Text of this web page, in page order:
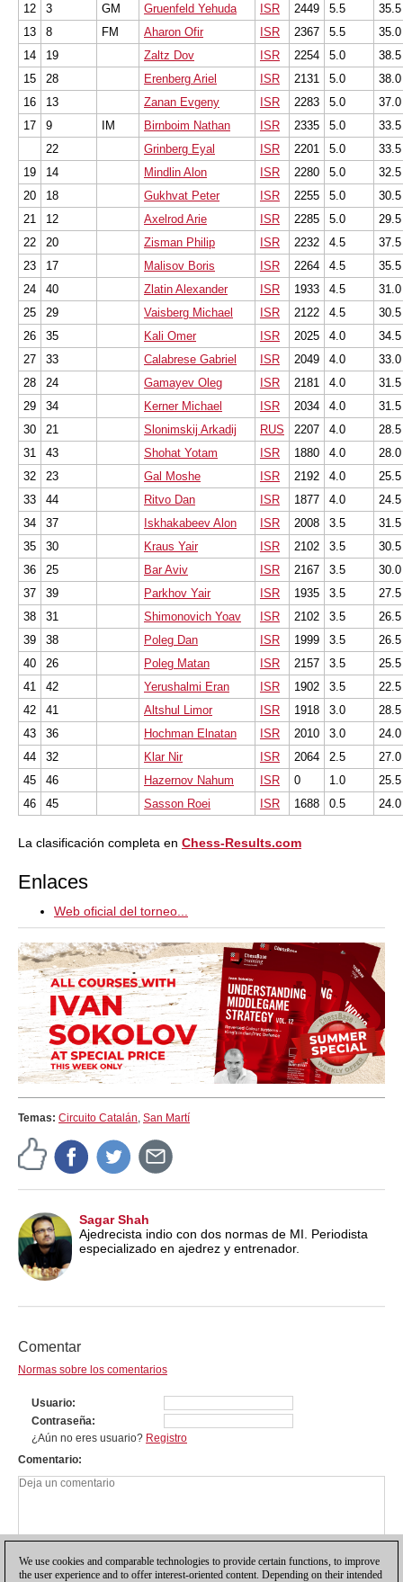
12
3 GM Gruenfeld Yehuda ISR 2449 5.5
35.5
13
8 FM Aharon Ofir ISR 2367 5.5
35.0
14
19 Zaltz Dov ISR 2254 5.0
38.5
15
28 Erenberg Ariel ISR 2131 5.0
38.0
16
13 Zanan Evgeny ISR 2283 5.0
37.0
17
9 IM Birnboim Nathan ISR 2335 5.0
33.5
22
Grinberg Eyal ISR 2201 5.0
33.5
19
14 Mindlin Alon ISR 2280 5.0
32.5
20
18 Gukhvat Peter ISR 2255 5.0
30.5
21
12 Axelrod Arie ISR 2285 5.0
29.5
22
20 Zisman Philip ISR 2232 4.5
37.5
23
17 Malisov Boris ISR 2264 4.5
35.5
24
40 Zlatin Alexander ISR 1933 4.5
31.0
25
29 Vaisberg Michael ISR 2122 4.5
30.5
26
35 Kali Omer ISR 2025 4.0
34.5
27
33 Calabrese Gabriel ISR 2049 4.0
33.0
28
24 Gamayev Oleg ISR 2181 4.0
31.5
29
34 Kerner Michael ISR 2034 4.0
31.5
30
21 Slonimskij Arkadij RUS 2207 4.0
28.5
31
43 Shohat Yotam ISR 1880 4.0
28.0
32
23 Gal Moshe ISR 2192 4.0
25.5
33
44 Ritvo Dan ISR 1877 4.0
24.5
34
37 Iskhakabeev Alon ISR 2008 3.5
31.5
35
30 Kraus Yair ISR 2102 3.5
30.5
36
25 Bar Aviv ISR 2167 3.5
30.0
37
39 Parkhov Yair ISR 1935 3.5
27.5
38
31 Shimonovich Yoav ISR 2102 3.5
26.5
39
38 Poleg Dan ISR 1999 3.5
26.5
40
26 Poleg Matan ISR 2157 3.5
25.5
41
42 Yerushalmi Eran ISR 1902 3.5
22.5
42
41 Altshul Limor ISR 1918 3.0
28.5
43
36 Hochman Elnatan ISR 2010 3.0
24.0
44
32 Klar Nir ISR 2064 2.5
27.0
45
46 Hazernov Nahum ISR 0 1.0
25.5
46
45 Sasson Roei ISR 1688 0.5 24.0
La clasificación completa en Chess-Results.com
Enlaces
Web oficial del torneo...
Temas: Circuito Catalán, San Martí
Sagar Shah
Ajedrecista indio con dos normas de MI. Periodista
especializado en ajedrez y entrenador.
Comentar
Normas sobre los comentarios
Usuario
Contraseña
¿Aún no eres usuario? Registro
Comentario
We use cookies and comparable technologies to provide certain functions, to improve
the user experience and to offer interest-oriented content. Depending on their intended